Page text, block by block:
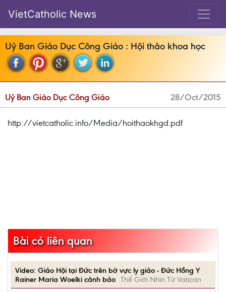
VietCatholic News
Uỷ Ban Giáo Dục Công Giáo : Hội thảo khoa học
Uỷ Ban Giáo Dục Công Giáo 28/Oct/2015
http://vietcatholic.info/Media/hoithaokhgd.pdf
Bài có liên quan
Video: Giáo Hội tại Đức trên bờ vực ly giáo - Đức Hồng Y
Rainer Maria Woelki cảnh báo Thế Giới Nhìn Từ Vatican